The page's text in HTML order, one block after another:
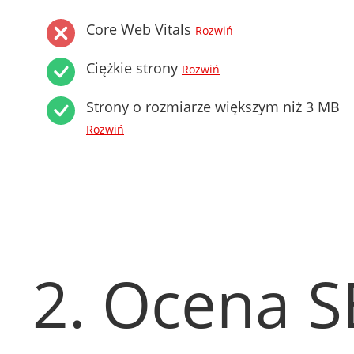
Core Web Vitals Rozwiń
Ciężkie strony Rozwiń
Strony o rozmiarze większym niż 3 MB
Rozwiń
2. Ocena